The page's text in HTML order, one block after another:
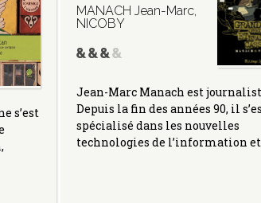
s’est
MANACH Jean-Marc,
NICOBY
Jean-Marc Manach est
Depuis la fin des années 90, il
spécialisé dans les nouvelles
technologies de l’information